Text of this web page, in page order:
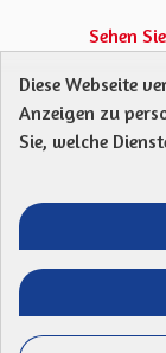
Sehen
Protection
Diese Webseite
Anzeigen zu
Sie, welche